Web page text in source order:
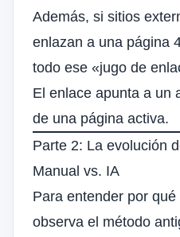
Además, si sitios
enlazan a una página
todo ese «jugo de
El enlace apunta a un
de una página activa.
Parte 2: La evolución
Manual vs. IA
Para entender por qué
observa el método